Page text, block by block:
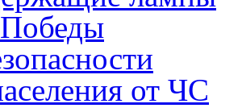
от ЧС